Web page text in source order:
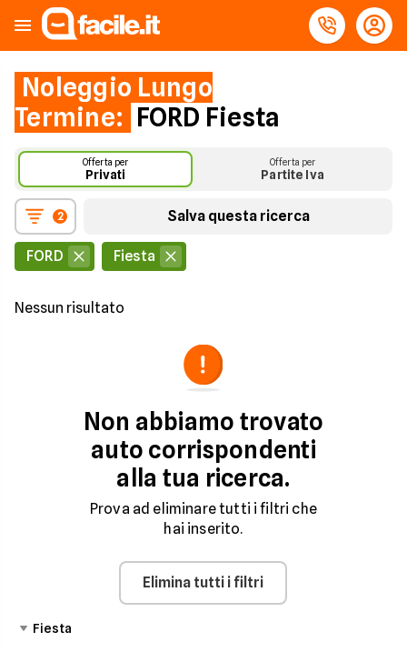
Noleggio Lungo
Termine: FORD Fiesta
Offerta per
Privati
Offerta per
Partite Iva
2 Salva questa ricerca
FORD Fiesta
Nessun risultato
Non abbiamo trovato
auto corrispondenti
alla tua ricerca.
Prova ad eliminare tutti i filtri che
hai inserito.
Elimina tutti i filtri
Fiesta